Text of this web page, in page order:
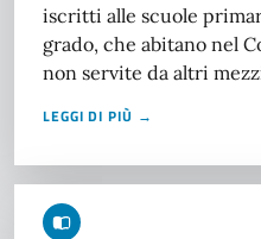
iscritti alle scuole
grado, che abitano nel
non servite da altri
LEGGI DI PIÙ →